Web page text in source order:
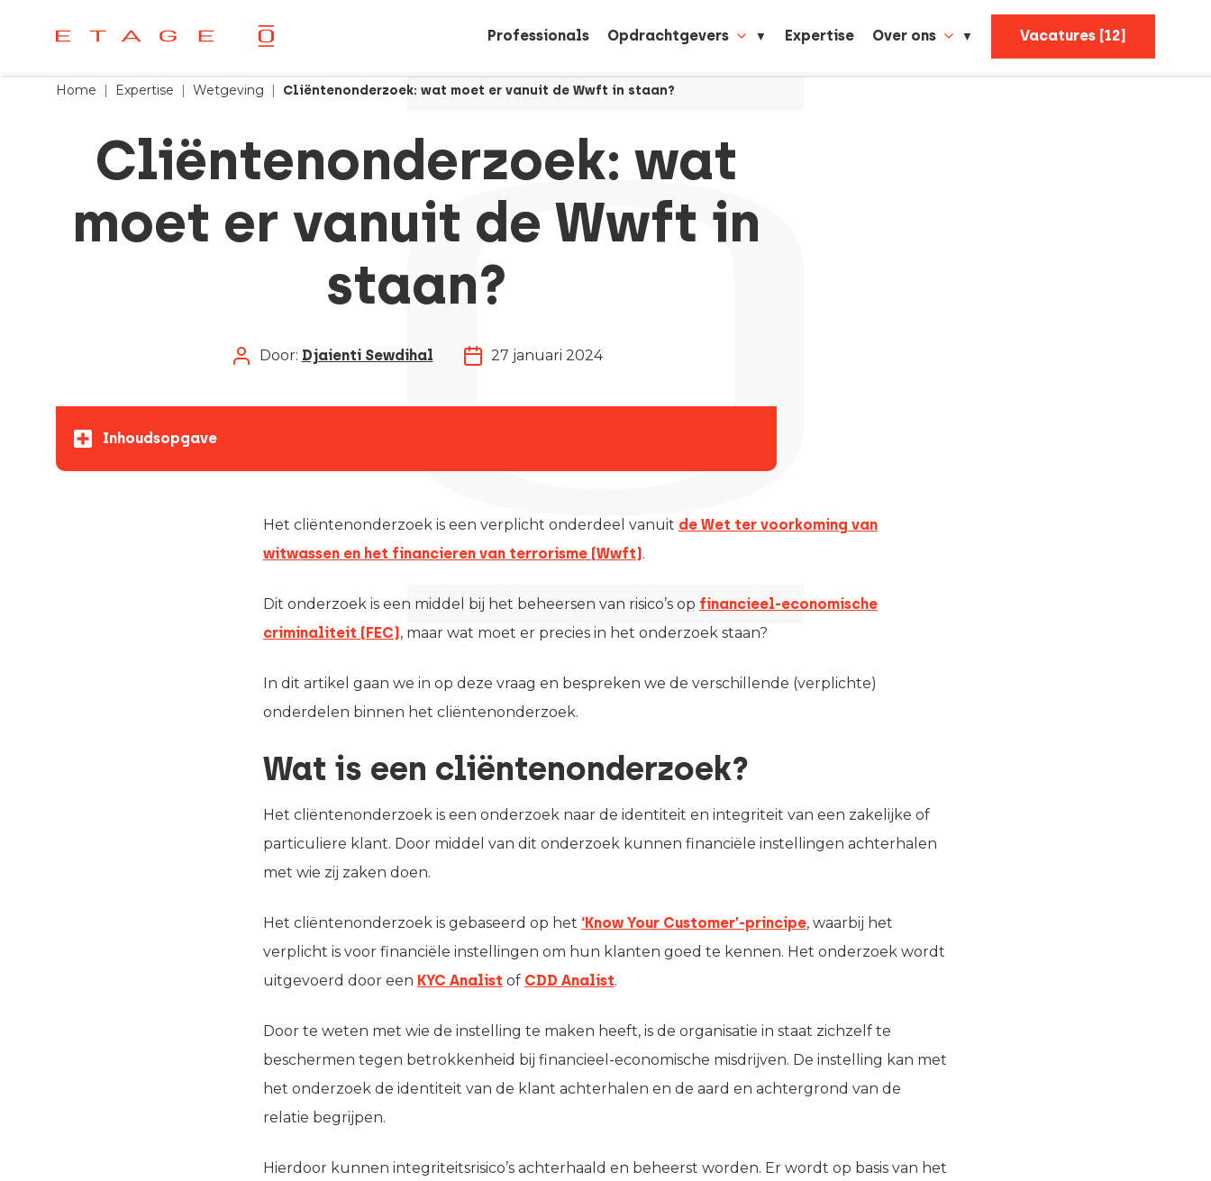
Professionals Opdrachtgevers Expertise Over ons Vacatures [12]
Home | Expertise | Wetgeving | Cliëntenonderzoek: wat moet er vanuit de Wwft in staan?
Cliëntenonderzoek: wat
moet er vanuit de Wwft in
staan?
Door: Djaienti Sewdihal 27 januari 2024
Inhoudsopgave
Het cliëntenonderzoek is een verplicht onderdeel vanuit de Wet ter voorkoming van
witwassen en het financieren van terrorisme (Wwft).
Dit onderzoek is een middel bij het beheersen van risico’s op financieel-economische
criminaliteit (FEC), maar wat moet er precies in het onderzoek staan?
In dit artikel gaan we in op deze vraag en bespreken we de verschillende (verplichte)
onderdelen binnen het cliëntenonderzoek.
Wat is een cliëntenonderzoek?
Het cliëntenonderzoek is een onderzoek naar de identiteit en integriteit van een zakelijke of
particuliere klant. Door middel van dit onderzoek kunnen financiële instellingen achterhalen
met wie zij zaken doen.
Het cliëntenonderzoek is gebaseerd op het ‘Know Your Customer’-principe, waarbij het
verplicht is voor financiële instellingen om hun klanten goed te kennen. Het onderzoek wordt
uitgevoerd door een KYC Analist of CDD Analist.
Door te weten met wie de instelling te maken heeft, is de organisatie in staat zichzelf te
beschermen tegen betrokkenheid bij financieel-economische misdrijven. De instelling kan met
het onderzoek de identiteit van de klant achterhalen en de aard en achtergrond van de
relatie begrijpen.
Hierdoor kunnen integriteitsrisico’s achterhaald en beheerst worden. Er wordt op basis van het